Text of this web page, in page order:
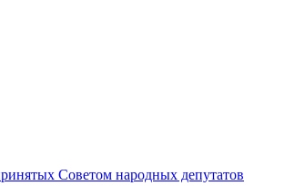
Советом народных депутатов